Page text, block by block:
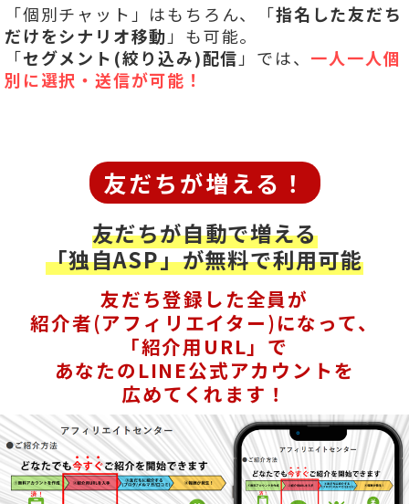
「個別チャット」はもちろん、「指名した友だち
だけをシナリオ移動 」も可能。
「セグメント(絞り込み)配信 」では、 一人一人個
別に選択・送信が可能！
友だちが増える！
友だちが自動で増える
「独自ASP」が無料で利用可能
友だち登録した全員が
紹介者(アフィリエイター)になって、
「紹介用URL」で
あなたのLINE公式アカウントを
広めてくれます！